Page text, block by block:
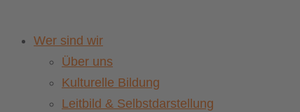
Wer sind wir
Über uns
Kulturelle Bildung
Leitbild & Selbstdarstellung